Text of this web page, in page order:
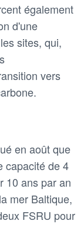
également
d'une
sites, qui,
vers
en août que
capacité de 4
10 ans par an
mer Baltique,
FSRU pour